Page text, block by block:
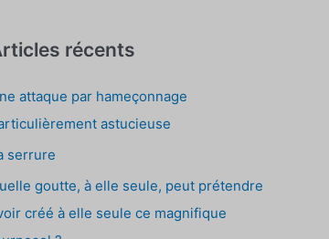
récents
attaque par hameçonnage
astucieuse
serrure
goutte, à elle seule, peut prétendre
créé à elle seule ce magnifique